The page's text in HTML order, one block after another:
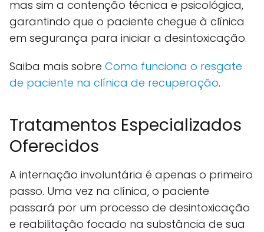
mas sim a contenção técnica e psicológica,
garantindo que o paciente chegue à clínica
em segurança para iniciar a desintoxicação.
Saiba mais sobre Como funciona o resgate
de paciente na clínica de recuperação.
Tratamentos Especializados
Oferecidos
A internação involuntária é apenas o primeiro
passo. Uma vez na clínica, o paciente
passará por um processo de desintoxicação
e reabilitação focado na substância de sua